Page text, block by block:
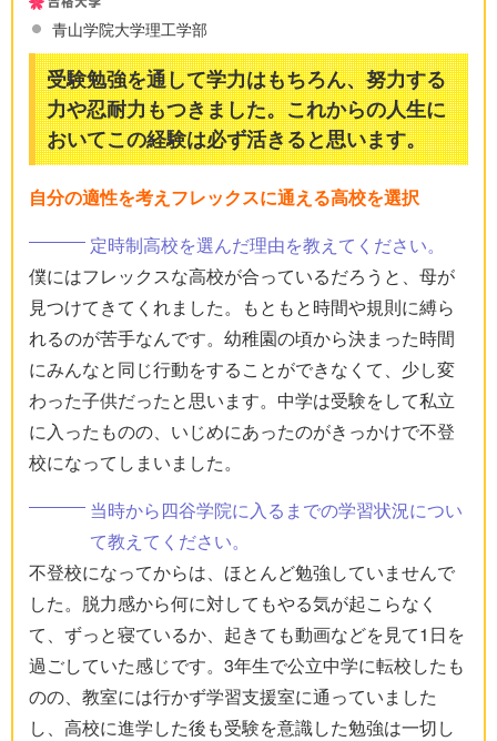
青山学院大学理工学部
受験勉強を通して学力はもちろん、努力する
力や忍耐力もつきました。これからの人生に
おいてこの経験は必ず活きると思います。
自分の適性を考えフレックスに通える高校を選択
定時制高校を選んだ理由を教えてください。
僕にはフレックスな高校が合っているだろうと、母が
見つけてきてくれました。もともと時間や規則に縛ら
れるのが苦手なんです。幼稚園の頃から決まった時間
にみんなと同じ行動をすることができなくて、少し変
わった子供だったと思います。中学は受験をして私立
に入ったものの、いじめにあったのがきっかけで不登
校になってしまいました。
当時から四谷学院に入るまでの学習状況につい
て教えてください。
不登校になってからは、ほとんど勉強していませんで
した。脱力感から何に対してもやる気が起こらなく
て、ずっと寝ているか、起きても動画などを見て1日を
過ごしていた感じです。3年生で公立中学に転校したも
のの、教室には行かず学習支援室に通っていました
し、高校に進学した後も受験を意識した勉強は一切し